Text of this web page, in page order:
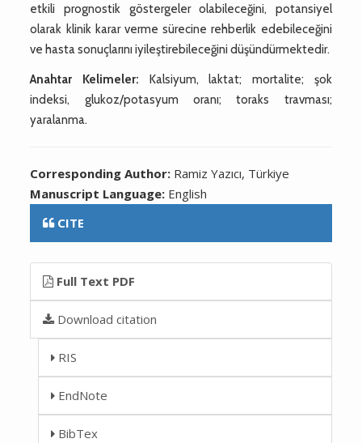
etkili prognostik göstergeler olabileceğini, potansiyel
olarak klinik karar verme sürecine rehberlik edebileceğini
ve hasta sonuçlarını iyileştirebileceğini düşündürmektedir.
Anahtar Kelimeler: Kalsiyum, laktat; mortalite; şok
indeksi, glukoz/potasyum oranı; toraks travması;
yaralanma.
Corresponding Author: Ramiz Yazıcı, Türkiye
Manuscript Language: English
CITE
Full Text PDF
Download citation
RIS
EndNote
BibTex